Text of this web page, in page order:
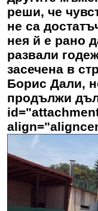
реши, че
не са
нея й е рано
развали
засечена в
Борис Дали,
продължи